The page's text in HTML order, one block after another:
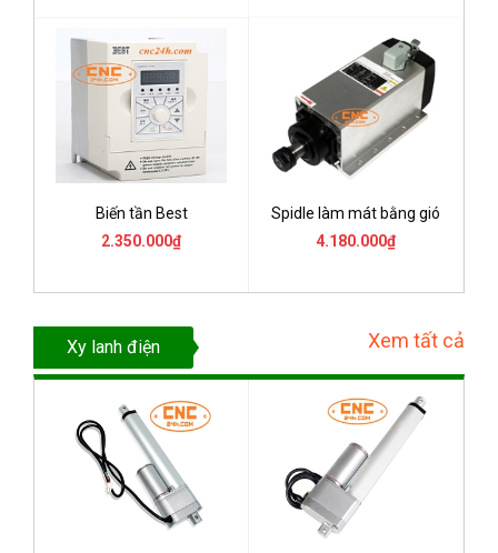
Biến tần Best
2.350.000₫
Spidle làm mát bằng gió
4.180.000₫
Xy lanh điện Xem tất cả